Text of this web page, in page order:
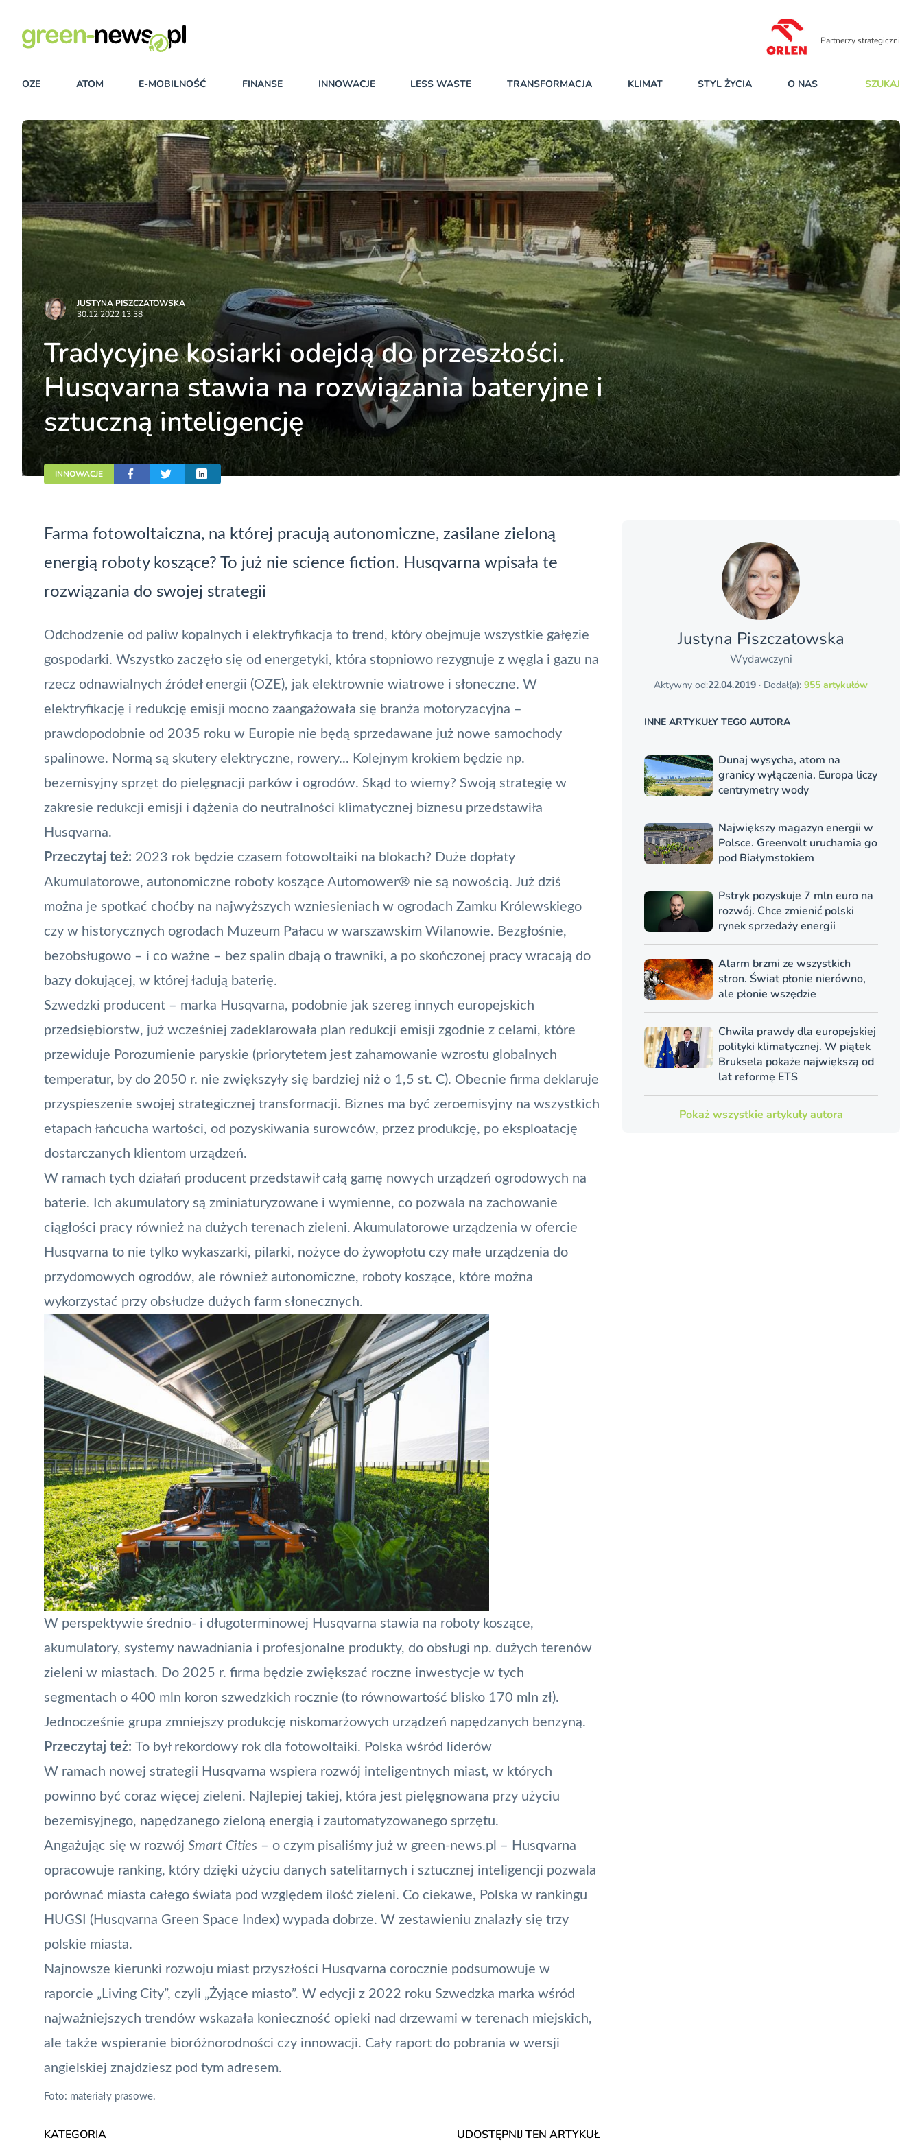
Partnerzy strategiczni
OZE ATOM E-MOBILNOŚĆ FINANSE INNOWACJE LESS WASTE TRANSFORMACJA KLIMAT STYL ŻYCIA O NAS SZUKAJ
JUSTYNA PISZCZATOWSKA
30.12.2022 13:38
Tradycyjne kosiarki odejdą do przeszłości.
Husqvarna stawia na rozwiązania bateryjne i
sztuczną inteligencję
INNOWACJE
Farma fotowoltaiczna, na której pracują autonomiczne, zasilane zieloną
energią roboty koszące? To już nie science fiction. Husqvarna wpisała te
rozwiązania do swojej strategii
Odchodzenie od paliw kopalnych i elektryfikacja to trend, który obejmuje wszystkie gałęzie
gospodarki. Wszystko zaczęło się od energetyki, która stopniowo rezygnuje z węgla i gazu na
rzecz odnawialnych źródeł energii (OZE), jak elektrownie wiatrowe i słoneczne. W
elektryfikację i redukcję emisji mocno zaangażowała się branża motoryzacyjna –
prawdopodobnie od 2035 roku w Europie nie będą sprzedawane już nowe samochody
spalinowe. Normą są skutery elektryczne, rowery... Kolejnym krokiem będzie np.
bezemisyjny sprzęt do pielęgnacji parków i ogrodów. Skąd to wiemy? Swoją strategię w
zakresie redukcji emisji i dążenia do neutralności klimatycznej biznesu przedstawiła
Husqvarna.
Przeczytaj też: 2023 rok będzie czasem fotowoltaiki na blokach? Duże dopłaty
Akumulatorowe, autonomiczne roboty koszące Automower® nie są nowością. Już dziś
można je spotkać choćby na najwyższych wzniesieniach w ogrodach Zamku Królewskiego
czy w historycznych ogrodach Muzeum Pałacu w warszawskim Wilanowie. Bezgłośnie,
bezobsługowo – i co ważne – bez spalin dbają o trawniki, a po skończonej pracy wracają do
bazy dokującej, w której ładują baterię.
Szwedzki producent – marka Husqvarna, podobnie jak szereg innych europejskich
przedsiębiorstw, już wcześniej zadeklarowała plan redukcji emisji zgodnie z celami, które
przewiduje Porozumienie paryskie (priorytetem jest zahamowanie wzrostu globalnych
temperatur, by do 2050 r. nie zwiększyły się bardziej niż o 1,5 st. C). Obecnie firma deklaruje
przyspieszenie swojej strategicznej transformacji. Biznes ma być zeroemisyjny na wszystkich
etapach łańcucha wartości, od pozyskiwania surowców, przez produkcję, po eksploatację
dostarczanych klientom urządzeń.
W ramach tych działań producent przedstawił całą gamę nowych urządzeń ogrodowych na
baterie. Ich akumulatory są zminiaturyzowane i wymienne, co pozwala na zachowanie
ciągłości pracy również na dużych terenach zieleni. Akumulatorowe urządzenia w ofercie
Husqvarna to nie tylko wykaszarki, pilarki, nożyce do żywopłotu czy małe urządzenia do
przydomowych ogrodów, ale również autonomiczne, roboty koszące, które można
wykorzystać przy obsłudze dużych farm słonecznych.
W perspektywie średnio- i długoterminowej Husqvarna stawia na roboty koszące,
akumulatory, systemy nawadniania i profesjonalne produkty, do obsługi np. dużych terenów
zieleni w miastach. Do 2025 r. firma będzie zwiększać roczne inwestycje w tych
segmentach o 400 mln koron szwedzkich rocznie (to równowartość blisko 170 mln zł).
Jednocześnie grupa zmniejszy produkcję niskomarżowych urządzeń napędzanych benzyną.
Przeczytaj też: To był rekordowy rok dla fotowoltaiki. Polska wśród liderów
W ramach nowej strategii Husqvarna wspiera rozwój inteligentnych miast, w których
powinno być coraz więcej zieleni. Najlepiej takiej, która jest pielęgnowana przy użyciu
bezemisyjnego, napędzanego zieloną energią i zautomatyzowanego sprzętu.
Angażując się w rozwój Smart Cities – o czym pisaliśmy już w green-news.pl – Husqvarna
opracowuje ranking, który dzięki użyciu danych satelitarnych i sztucznej inteligencji pozwala
porównać miasta całego świata pod względem ilość zieleni. Co ciekawe, Polska w rankingu
HUGSI (Husqvarna Green Space Index) wypada dobrze. W zestawieniu znalazły się trzy
polskie miasta.
Najnowsze kierunki rozwoju miast przyszłości Husqvarna corocznie podsumowuje w
raporcie „ Living City”, czyli „Żyjące miasto”. W edycji z 2022 roku Szwedzka marka wśród
najważniejszych trendów wskazała konieczność opieki nad drzewami w terenach miejskich,
ale także wspieranie bioróżnorodności czy innowacji. Cały raport do pobrania w wersji
angielskiej znajdziesz pod tym adresem.
Foto: materiały prasowe.
KATEGORIA UDOSTĘPNIJ TEN ARTYKUŁ
Justyna Piszczatowska
Wydawczyni
Aktywny od:22.04.2019 · Dodał(a):955 artykułów
INNE ARTYKUŁY TEGO AUTORA
Dunaj wysycha, atom na
granicy wyłączenia. Europa liczy
centrymetry wody
Największy magazyn energii w
Polsce. Greenvolt uruchamia go
pod Białymstokiem
Pstryk pozyskuje 7 mln euro na
rozwój. Chce zmienić polski
rynek sprzedaży energii
Alarm brzmi ze wszystkich
stron. Świat płonie nierówno,
ale płonie wszędzie
Chwila prawdy dla europejskiej
polityki klimatycznej. W piątek
Bruksela pokaże największą od
lat reformę ETS
Pokaż wszystkie artykuły autora